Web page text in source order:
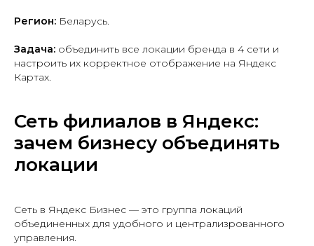
Регион: Беларусь.
Задача: объединить все локации бренда в 4 сети и
настроить их корректное отображение на Яндекс
Картах.
Сеть филиалов в Яндекс:
зачем бизнесу объединять
локации
Сеть в Яндекс Бизнес — это группа локаций
объединенных для удобного и централизрованного
управления.